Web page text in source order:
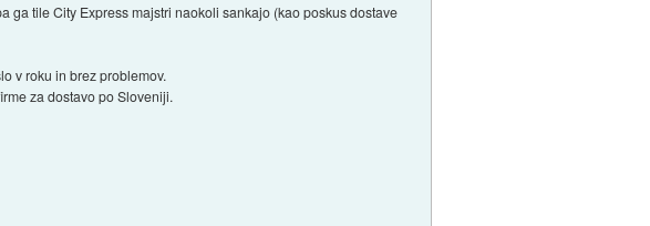
ga tile City Express majstri naokoli sankajo (kao poskus dostave
v roku in brez problemov.
za dostavo po Sloveniji.